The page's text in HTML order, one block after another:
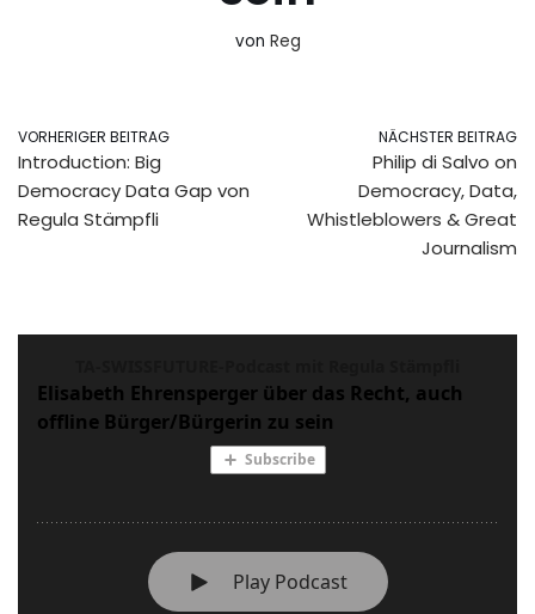
von Reg
VORHERIGER BEITRAG
Introduction: Big
Democracy Data Gap von
Regula Stämpfli
NÄCHSTER BEITRAG
Philip di Salvo on
Democracy, Data,
Whistleblowers & Great
Journalism